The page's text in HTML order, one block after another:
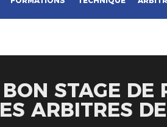
STAGE DE
ARBITRES